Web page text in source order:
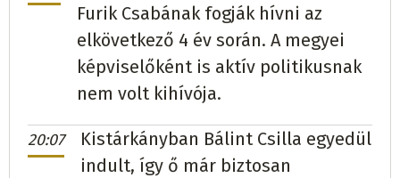
Furik Csabának fogják hívni az
elkövetkező 4 év során. A megyei
képviselőként is aktív politikusnak
nem volt kihívója.
20:07
Kistárkányban Bálint Csilla egyedül
indult, így ő már biztosan